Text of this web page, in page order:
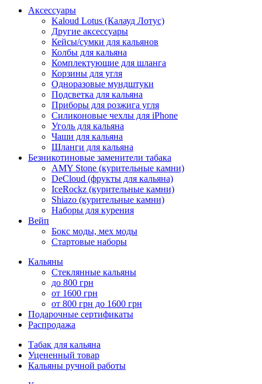
Аксессуары
Kaloud Lotus (Калауд Лотус)
Другие аксессуары
Кейсы/сумки для кальянов
Колбы для кальяна
Комплектующие для шланга
Корзины для угля
Одноразовые мундштуки
Подсветка для кальяна
Приборы для розжига угля
Силиконовые чехлы для iPhone
Уголь для кальяна
Чаши для кальяна
Шланги для кальяна
Безникотиновые заменители табака
AMY Stone (курительные камни)
DeCloud (фрукты для кальяна)
IceRockz (курительные камни)
Shiazo (курительные камни)
Наборы для курения
Вейп
Бокс моды, мех моды
Стартовые наборы
Кальяны
Стеклянные кальяны
до 800 грн
от 1600 грн
от 800 грн до 1600 грн
Подарочные сертификаты
Распродажа
Табак для кальяна
Уцененный товар
Кальяны ручной работы